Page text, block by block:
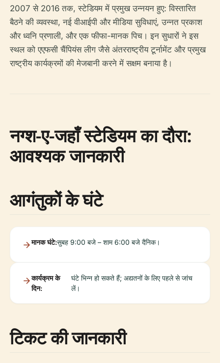
2007 से 2016 तक, स्टेडियम में प्रमुख उन्नयन हुए: विस्तारित
बैठने की व्यवस्था, नई वीआईपी और मीडिया सुविधाएं, उन्नत प्रकाश
और ध्वनि प्रणाली, और एक फीफा-मानक पिच। इन सुधारों ने इस
स्थल को एएफसी चैंपियंस लीग जैसे अंतरराष्ट्रीय टूर्नामेंट और प्रमुख
राष्ट्रीय कार्यक्रमों की मेजबानी करने में सक्षम बनाया है।
नग्श-ए-जहाँ स्टेडियम का दौरा:
आवश्यक जानकारी
आगंतुकों के घंटे
मानक घंटे:सुबह 9:00 बजे – शाम 6:00 बजे दैनिक।
कार्यक्रम के
दिन:
घंटे भिन्न हो सकते हैं; अद्यतनों के लिए पहले से जांच
लें।
टिकट की जानकारी